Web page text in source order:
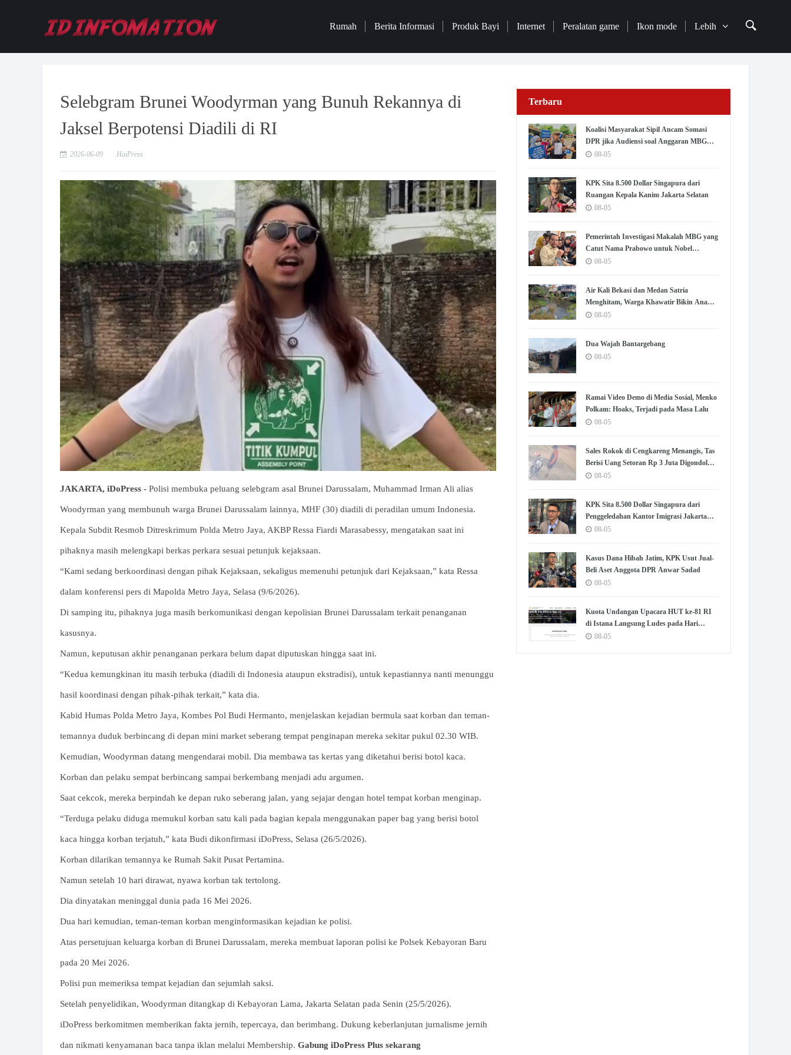
Rumah Berita Informasi Produk Bayi Internet Peralatan game Ikon mode Lebih
Selebgram Brunei Woodyrman yang Bunuh Rekannya di
Jaksel Berpotensi Diadili di RI
2026-06-09 HaiPress
JAKARTA, iDoPress - Polisi membuka peluang selebgram asal Brunei Darussalam, Muhammad Irman Ali alias
Woodyrman yang membunuh warga Brunei Darussalam lainnya, MHF (30) diadili di peradilan umum Indonesia.
Kepala Subdit Resmob Ditreskrimum Polda Metro Jaya, AKBP Ressa Fiardi Marasabessy, mengatakan saat ini
pihaknya masih melengkapi berkas perkara sesuai petunjuk kejaksaan.
“Kami sedang berkoordinasi dengan pihak Kejaksaan, sekaligus memenuhi petunjuk dari Kejaksaan,” kata Ressa
dalam konferensi pers di Mapolda Metro Jaya, Selasa (9/6/2026).
Di samping itu, pihaknya juga masih berkomunikasi dengan kepolisian Brunei Darussalam terkait penanganan
kasusnya.
Namun, keputusan akhir penanganan perkara belum dapat diputuskan hingga saat ini.
“Kedua kemungkinan itu masih terbuka (diadili di Indonesia ataupun ekstradisi), untuk kepastiannya nanti menunggu
hasil koordinasi dengan pihak-pihak terkait,” kata dia.
Kabid Humas Polda Metro Jaya, Kombes Pol Budi Hermanto, menjelaskan kejadian bermula saat korban dan teman-
temannya duduk berbincang di depan mini market seberang tempat penginapan mereka sekitar pukul 02.30 WIB.
Kemudian, Woodyrman datang mengendarai mobil. Dia membawa tas kertas yang diketahui berisi botol kaca.
Korban dan pelaku sempat berbincang sampai berkembang menjadi adu argumen.
Saat cekcok, mereka berpindah ke depan ruko seberang jalan, yang sejajar dengan hotel tempat korban menginap.
“Terduga pelaku diduga memukul korban satu kali pada bagian kepala menggunakan paper bag yang berisi botol
kaca hingga korban terjatuh,” kata Budi dikonfirmasi iDoPress, Selasa (26/5/2026).
Korban dilarikan temannya ke Rumah Sakit Pusat Pertamina.
Namun setelah 10 hari dirawat, nyawa korban tak tertolong.
Dia dinyatakan meninggal dunia pada 16 Mei 2026.
Dua hari kemudian, teman-teman korban menginformasikan kejadian ke polisi.
Atas persetujuan keluarga korban di Brunei Darussalam, mereka membuat laporan polisi ke Polsek Kebayoran Baru
pada 20 Mei 2026.
Polisi pun memeriksa tempat kejadian dan sejumlah saksi.
Setelah penyelidikan, Woodyrman ditangkap di Kebayoran Lama, Jakarta Selatan pada Senin (25/5/2026).
iDoPress berkomitmen memberikan fakta jernih, tepercaya, dan berimbang. Dukung keberlanjutan jurnalisme jernih
dan nikmati kenyamanan baca tanpa iklan melalui Membership. Gabung iDoPress Plus sekarang
Terbaru
Koalisi Masyarakat Sipil Ancam Somasi
DPR jika Audiensi soal Anggaran MBG
Diabaikan
08-05
KPK Sita 8.500 Dollar Singapura dari
Ruangan Kepala Kanim Jakarta Selatan
08-05
Pemerintah Investigasi Makalah MBG yang
Catut Nama Prabowo untuk Nobel
Perdamaian
08-05
Air Kali Bekasi dan Medan Satria
Menghitam, Warga Khawatir Bikin Anak
Sakit08-05
Dua Wajah Bantargebang
08-05
Ramai Video Demo di Media Sosial, Menko
Polkam: Hoaks, Terjadi pada Masa Lalu
08-05
Sales Rokok di Cengkareng Menangis, Tas
Berisi Uang Setoran Rp 3 Juta Digondol
Maling
08-05
KPK Sita 8.500 Dollar Singapura dari
Penggeledahan Kantor Imigrasi Jakarta
Selatan
08-05
Kasus Dana Hibah Jatim, KPK Usut Jual-
Beli Aset Anggota DPR Anwar Sadad
08-05
Kuota Undangan Upacara HUT ke-81 RI
di Istana Langsung Ludes pada Hari
Pertama "War Tiket"
08-05